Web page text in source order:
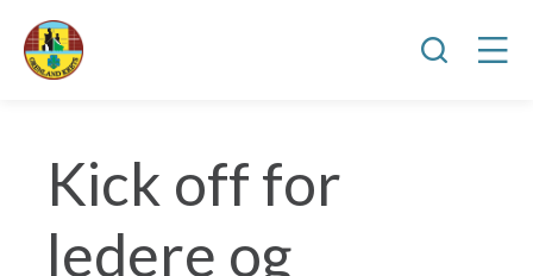
Kick off for
ledere og